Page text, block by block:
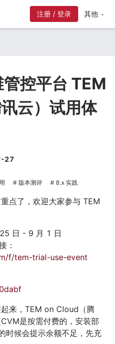
注册 / 登录 其他
控平台 TEM
云）试用体
27
版本测评 8.x 实践
点了，欢迎大家参与 TEM
日 - 9 月 1 日
：
f/tem-trial-use-event
来，TEM on Cloud（腾
是按需付费的，安装部
时候会提示余额不足，先充